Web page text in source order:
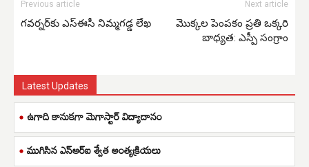
Previous article
గవర్నర్‌కు ఎస్‌‌ఈసీ నిమ్మగడ్డ లేఖ
Next article
మొక్కల పెంపకం ప్రతి ఒక్కరి
బాధ్యత: ఎస్పీ సంగ్రాం
Latest Updates
ఉగాది కానుకగా మెగాస్టార్ విద్యాదానం
ముగిసిన ఎన్ఆర్ఐ శ్వేత అంత్యక్రియలు